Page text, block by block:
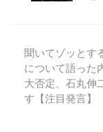
聞いてゾッとす
について語った
大否定、石丸伸
す【注目発言】